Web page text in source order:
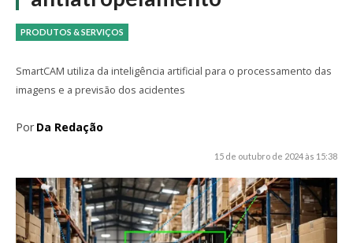
PRODUTOS & SERVIÇOS
SmartCAM utiliza da inteligência artificial para o processamento das
imagens e a previsão dos acidentes
Por Da Redação
15 de outubro de 2024 às 15:38